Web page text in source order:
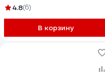
3режима фокус 27531 93478
4.8(6)
В корзину